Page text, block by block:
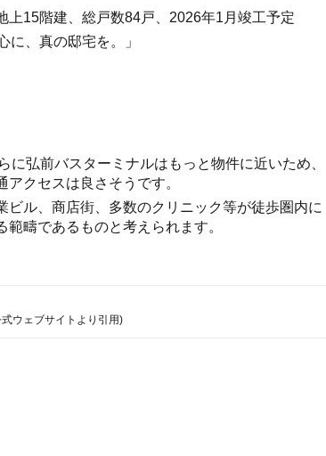
15階建、総戸数84戸、2026年1月竣工予定
に、真の邸宅を。」
弘前バスターミナルはもっと物件に近いため、
クセスは良さそうです。
ル、商店街、多数のクリニック等が徒歩圏内に
疇であるものと考えられます。
ウェブサイトより引用)